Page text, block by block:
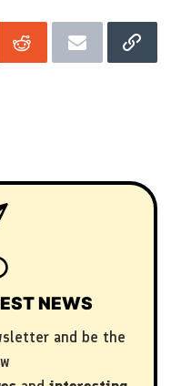
NEWS
and be the